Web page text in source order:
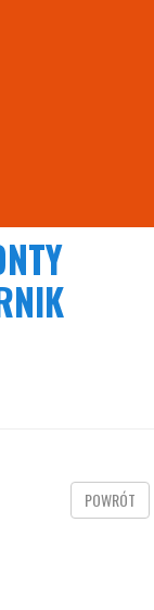
POWRÓT